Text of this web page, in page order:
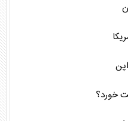
خورد؟